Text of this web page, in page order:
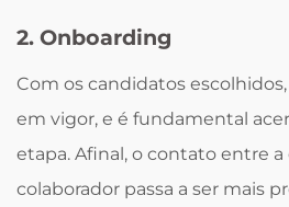
2. Onboarding
Com os candidatos
em vigor, e é fundamental
etapa. Afinal, o contato entre a
colaborador passa a ser mais